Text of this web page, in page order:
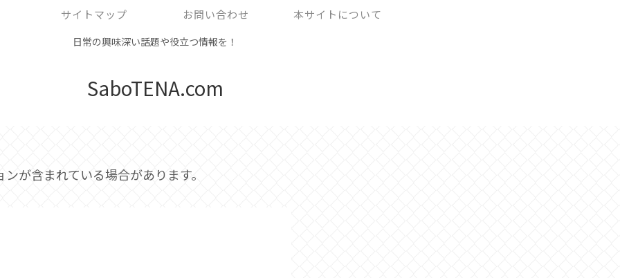
日常の興味深い話題や役立つ情報を！
SaboTENA.com
サイトマップ お問い合わせ 本サイトについて
が含まれている場合があります。